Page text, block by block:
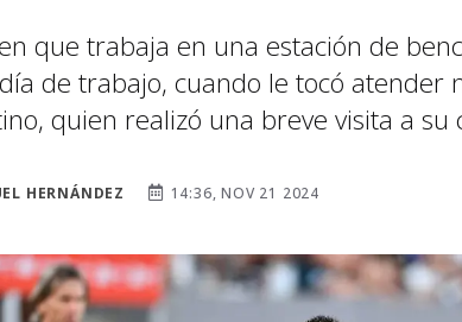
que trabaja en una estación de
de trabajo, cuando le tocó atender
quien realizó una breve visita a su
HERNÁNDEZ 14:36, NOV 21 2024